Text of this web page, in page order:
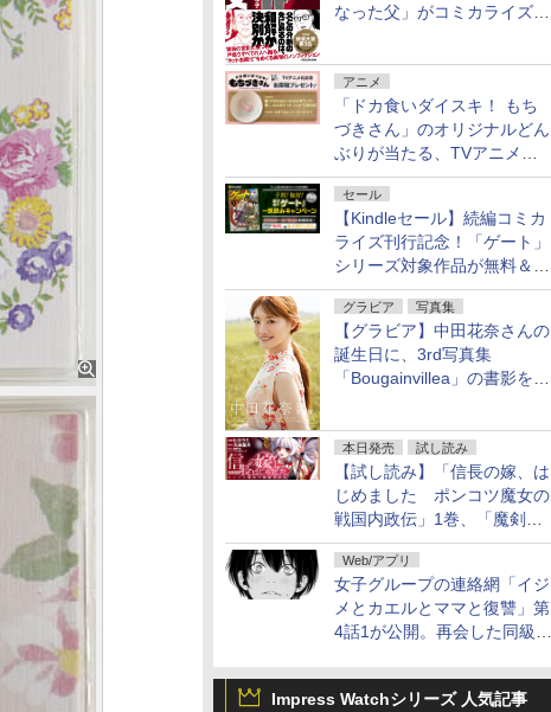
なった父」がコミカライズ。
アニメ
「ドカ食いダイスキ！ もち
づきさん」のオリジナルどん
ぶりが当たる、TVアニメ公
式Xキャンペーンが開催中！
セール
【Kindleセール】続編コミカ
ライズ刊行記念！「ゲート」
シリーズ対象作品が無料＆最
大80%オフ！
グラビア 写真集
【グラビア】中田花奈さんの
誕生日に、3rd写真集
「Bougainvillea」の書影を公
本日発売 試し読み
【試し読み】「信長の嫁、は
じめました ポンコツ魔女の
戦国内政伝」1巻、「魔剣の
花嫁 -ヴァルキュリア-」1巻
本日発売
Web/アプリ
女子グループの連絡網「イジ
メとカエルとママと復讐」第
4話1が公開。再会した同級生
Impress Watchシリーズ 人気記事